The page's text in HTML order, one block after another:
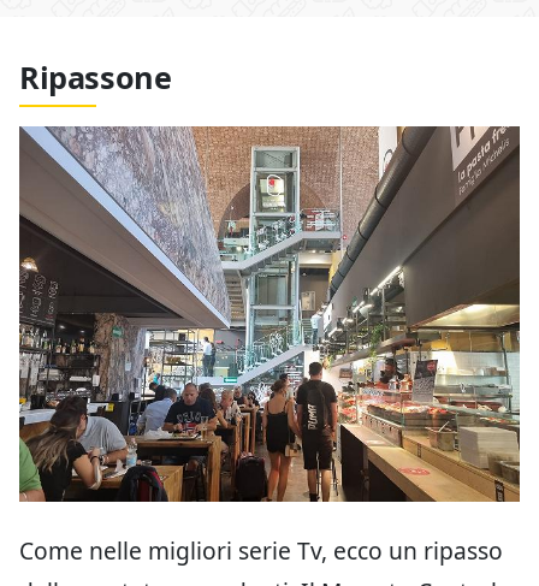
Ripassone
Come nelle migliori serie Tv, ecco un ripasso